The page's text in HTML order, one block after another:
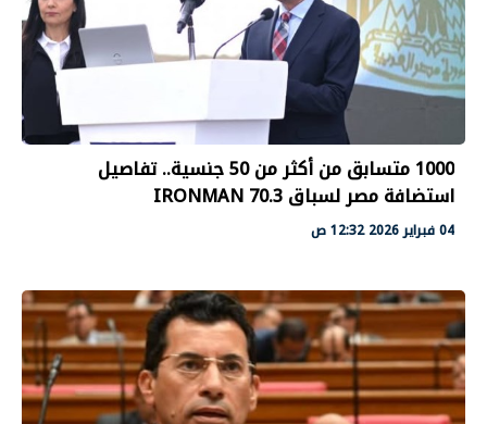
1000 متسابق من أكثر من 50 جنسية.. تفاصيل
استضافة مصر لسباق IRONMAN 70.3
04 فبراير 2026 12:32 ص